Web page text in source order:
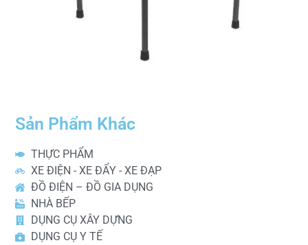
Sản Phẩm Khác
THỰC PHẨM
XE ĐIỆN - XE ĐẨY - XE ĐẠP
ĐỒ ĐIỆN – ĐỒ GIA DỤNG
NHÀ BẾP
DỤNG CỤ XÂY DỰNG
DỤNG CỤ Y TẾ